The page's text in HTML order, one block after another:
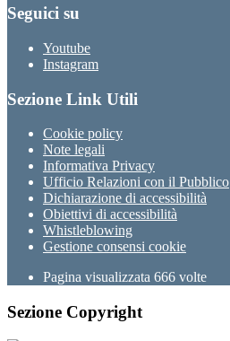
Seguici su
Youtube
Instagram
Sezione Link Utili
Cookie policy
Note legali
Informativa Privacy
Ufficio Relazioni con il Pubblico
Dichiarazione di accessibilità
Obiettivi di accessibilità
Whistleblowing
Gestione consensi cookie
Pagina visualizzata 666 volte
Sezione Copyright